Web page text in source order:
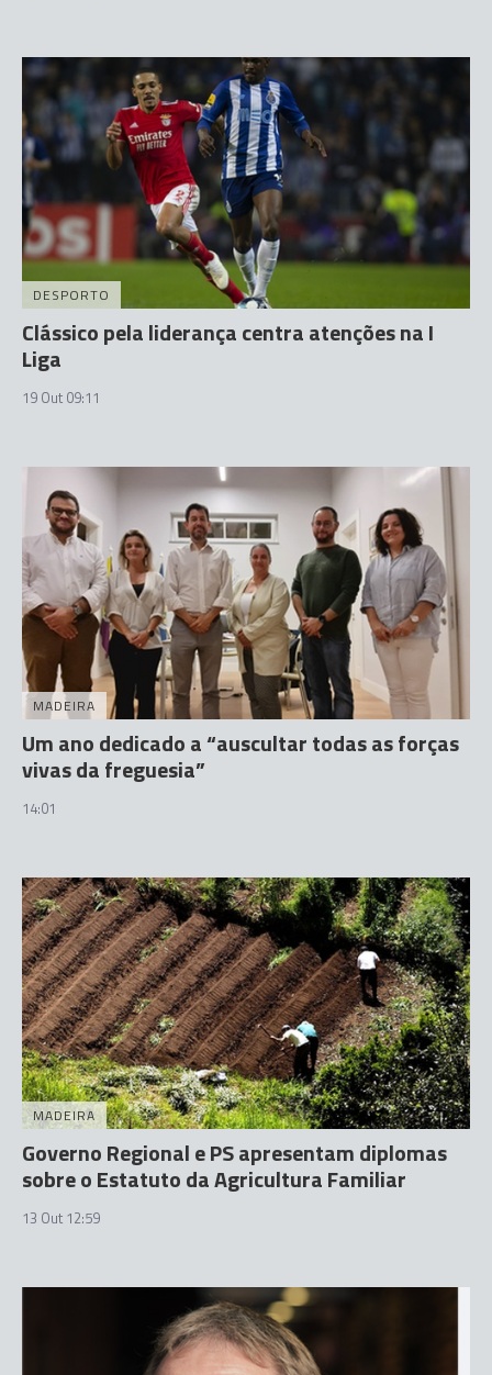
DESPORTO
Clássico pela liderança centra atenções na I
Liga
19 Out 09:11
MADEIRA
Um ano dedicado a “auscultar todas as forças
vivas da freguesia”
14:01
MADEIRA
Governo Regional e PS apresentam diplomas
sobre o Estatuto da Agricultura Familiar
13 Out 12:59